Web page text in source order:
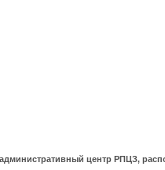
центр РПЦЗ,